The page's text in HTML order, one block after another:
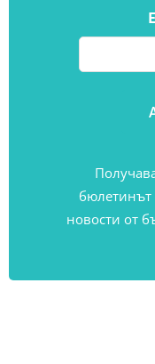
бюлетинът
новости от